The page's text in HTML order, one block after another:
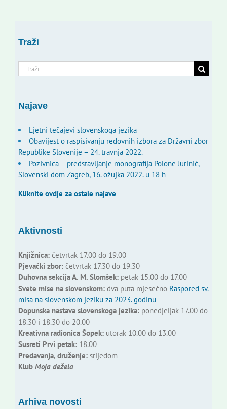
Traži
Traži...
Najave
Ljetni tečajevi slovenskoga jezika
Obavijest o raspisivanju redovnih izbora za Državni zbor
Republike Slovenije – 24. travnja 2022.
Pozivnica – predstavljanje monografija Polone Jurinić,
Slovenski dom Zagreb, 16. ožujka 2022. u 18 h
Kliknite ovdje za ostale najave
Aktivnosti
Knjižnica:četvrtak 17.00 do 19.00
Pjevački zbor:četvrtak 17.30 do 19.30
Duhovna sekcija A. M. Slomšek:petak 15.00 do 17.00
Svete mise na slovenskom:dva puta mjesečno Raspored sv.
misa na slovenskom jeziku za 2023. godinu
Dopunska nastava slovenskoga jezika:ponedjeljak 17.00 do
18.30 i 18.30 do 20.00
Kreativna radionica Šopek:utorak 10.00 do 13.00
Susreti Prvi petak:18.00
Predavanja, druženje:srijedom
Klub Moja dežela
Arhiva novosti